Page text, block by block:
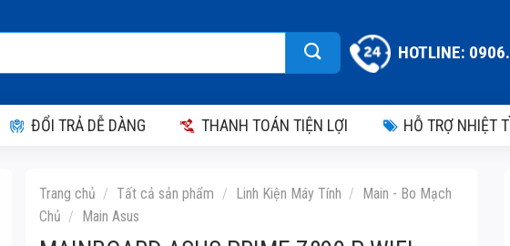
HOTLINE:
ĐỔI TRẢ DỄ DÀNG THANH TOÁN TIỆN LỢI HỖ TRỢ NHIỆT
Trang chủ / Tất cả sản phẩm / Linh Kiện Máy Tính / Main - Bo Mạch
Chủ / Main Asus